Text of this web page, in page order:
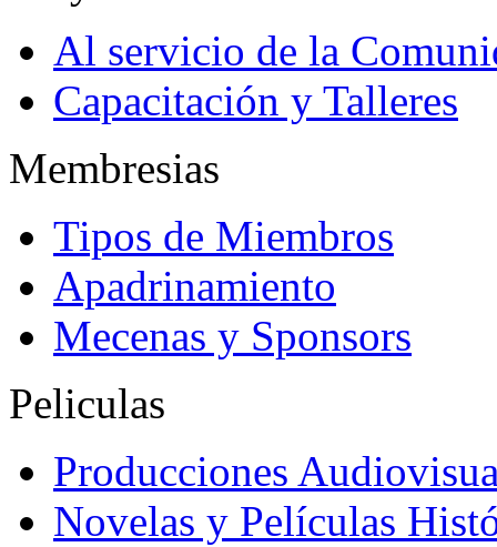
Al servicio de la
Capacitación y Talleres
Membresias
Tipos de Miembros
Apadrinamiento
Mecenas y Sponsors
Peliculas
Producciones
Novelas y Películas